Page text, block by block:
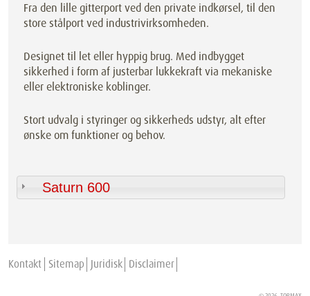
Fra den lille gitterport ved den private indkørsel, til den
store stålport ved industrivirksomheden.
Designet til let eller hyppig brug. Med indbygget
sikkerhed i form af justerbar lukkekraft via mekaniske
eller elektroniske koblinger.
Stort udvalg i styringer og sikkerheds udstyr, alt efter
ønske om funktioner og behov.
Saturn 600
Kontakt Sitemap Juridisk Disclaimer